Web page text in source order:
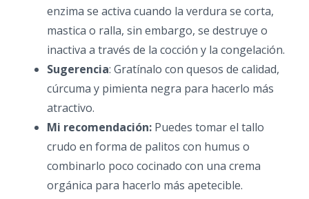
enzima se activa cuando la verdura se corta,
mastica o ralla, sin embargo, se destruye o
inactiva a través de la cocción y la congelación.
Sugerencia: Gratínalo con quesos de calidad,
cúrcuma y pimienta negra para hacerlo más
atractivo.
Mi recomendación: Puedes tomar el tallo
crudo en forma de palitos con humus o
combinarlo poco cocinado con una crema
orgánica para hacerlo más apetecible.